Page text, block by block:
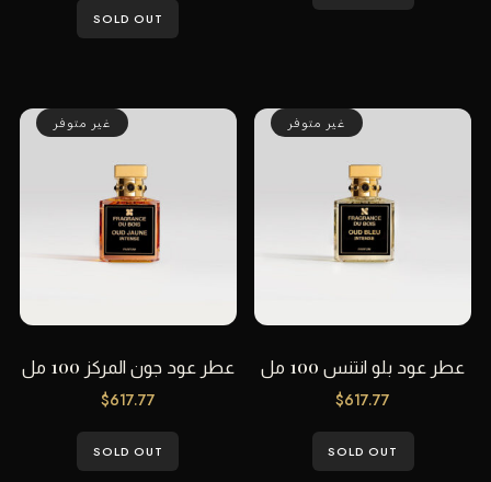
SOLD OUT
غير متوفر
عطر عود بلو انتنس 100 مل
$617.77
SOLD OUT
غير متوفر
عطر عود جون المركز 100 مل
$617.77
SOLD OUT